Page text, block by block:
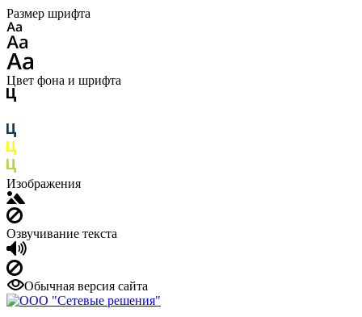
Размер шрифта
Цвет фона и шрифта
Изображения
Озвучивание текста
Обычная версия сайта